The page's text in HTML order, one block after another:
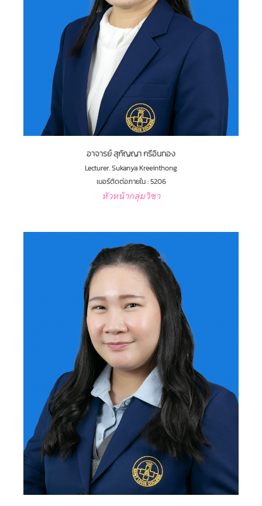
อาจารย์ สุกัญญา กรีอินทอง
Lecturer. Sukanya Kreeinthong
เบอร์ติดต่อภายใน : 5206
หัวหน้ากลุ่มวิชา